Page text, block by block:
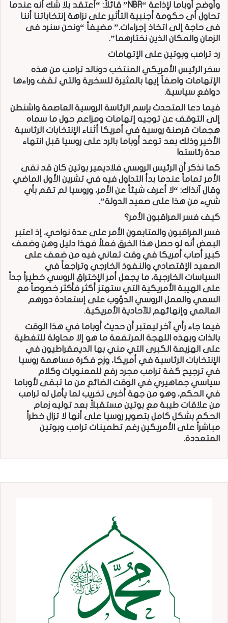
وأوضح أوباما لإذاعة “NBR” قائلاً: “أعتقد بلا شك أنه عندما
تحاول أى حكومة أجنبية التأثير على نزاهة إنتخاباتنا أننا
فى حاجة إلى اتخاذ إجراءات.” مضيفاً “ونحن سنرد فى
الزمان والمكان الذين نختارهما”.
رد ترامب وبوتين على الإتهامات
سخر الرئيس الأمريكي المنتخب دونالد ترامب من هذه
الإتهامات واصفاً إيها بالمثيرة للسخرية والتي تقف وراءها
دوافع سياسية.
فيما دعا المتحدث بإسم الرئاسة الروسية العاصمة واشنطن
إلى التوقف عن توجيه إتهامات ومزاعم حول ما سماه
هجمات قرصنة روسية في أمريكا أثناء الإنتخابات الرئاسية
الأخير وذلك بعد توعد أوباما بالرد على روسيا قبل انتهاء
مدة رئاسته!
كما نذكر أن الرئيس الروسي فلاديمير بوتين كان قد نفى
الأمر تماماً عندما بدأ التداول فيه في تشرين الأول الماضي
وقال آنذاك: “لا أعرف شيئاً عن الأمر، وروسيا لم تقم بأي
شيء من هذا على صعيد الدولة”.
كيف فسر المراقبون الأمر؟
فسر المراقبون والمتابعون الأمر على عدة نواحي، إذ اعتبر
البعض أنه لو حصل هذا الخرق فعلاً فهذا دليل وهن وضعف
كبير أصاب أمريكا في وقت تعاني فيه من ضعف على
الصعيد الإقتصادي والنفوذ الخارجي وتراجعاً في
السياسات الخارجية، ما يجعل أمر الإختراق الروسي خطيراً جداً
على الهيبة الأمريكية التي ستهتز أكثر فأكثر خصوصاً مع
السعي والعمل الروسي الدؤوب على إستعادة دورهم
العالمي وإنهائهم للآحادية الأمريكية.
فيما جاء رأي آخر ليعتبر أن حديث أوباما في هذا الوقت
بالذات وبهذه اللهجة المرتفعة ما هو إلا محاولة للتغطية
على الهزيمة الكبرى التي مني بها الديمقراطيون في
الإنتخابات الرئاسية في أمريكا، وزج فكرة مساهمة روسيا
في ترجيح كفة ترامب مجرد رفع للمعنويات وكلام
سياسي جماهيري في الوقت الضائع من ما تبقى لأوباما
في الحكم، وهو من جهة أخرى تخريب لما يأمل له ترامب
من علاقات طيبة مع بوتين مستقبلاً بعد توليه زمام
الحكم بشكل كامل بتصوير روسيا على أنها لا تزال خطراً
مباشراً على الأمريكين رغم تطمينات ترامب وبوتين
المتعددة.